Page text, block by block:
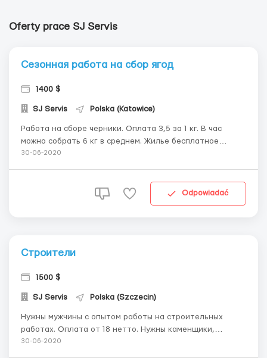
Oferty prace SJ Servis
Сезонная работа на сбор ягод
1400 $
SJ Servis Polska (Katowice)
Работа на сборе черники. Оплата 3,5 за 1 кг. В час
можно собрать 6 кг в среднем. Жилье бесплатное
предоставляется, все необходимые документы делаем.
30-06-2020
Odpowiadać
Строители
1500 $
SJ Servis Polska (Szczecin)
Нужны мужчины с опытом работы на строительных
работах. Оплата от 18 нетто. Нужны каменщики,
арматурщики, которые умеют читать чертежи.
30-06-2020